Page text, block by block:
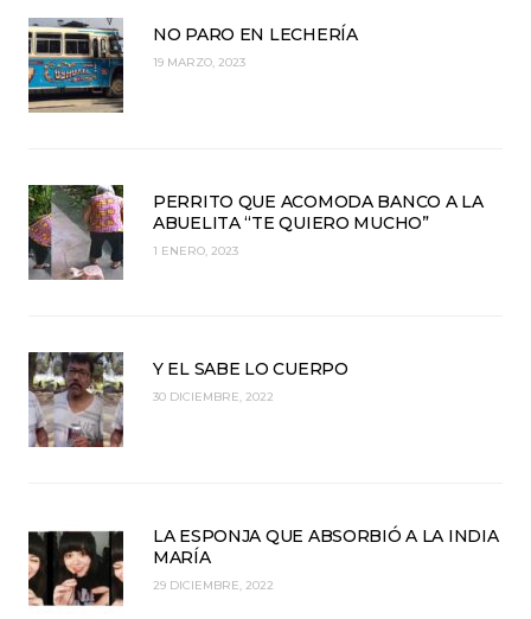
NO PARO EN LECHERÍA
19 MARZO, 2023
PERRITO QUE ACOMODA BANCO A LA
ABUELITA “TE QUIERO MUCHO”
1 ENERO, 2023
Y EL SABE LO CUERPO
30 DICIEMBRE, 2022
LA ESPONJA QUE ABSORBIÓ A LA INDIA
MARÍA
29 DICIEMBRE, 2022